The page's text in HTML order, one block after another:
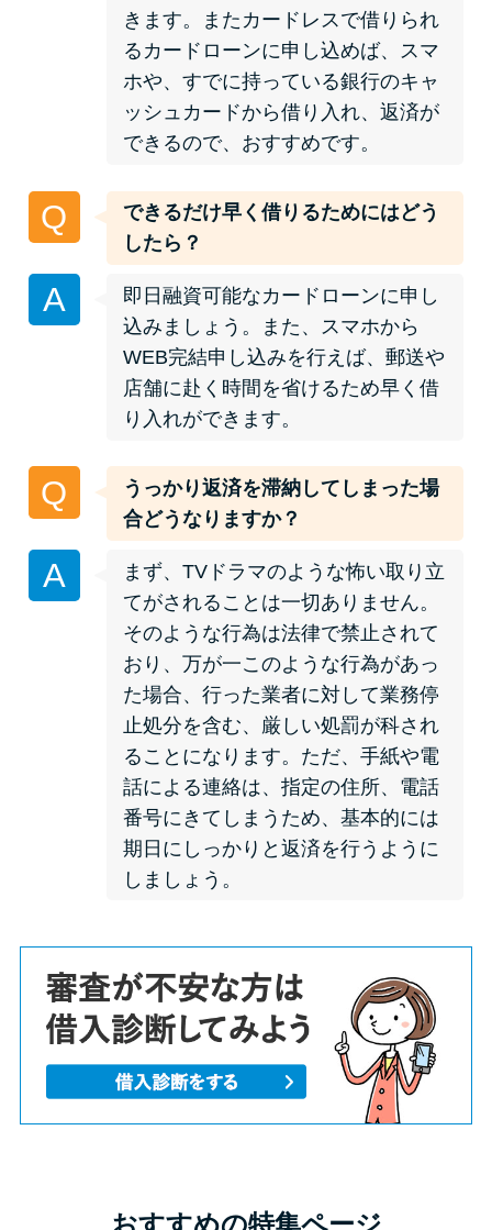
未成年でもお金を借りられる？
学生がお金を借りる方法があ
る？
学生がお金を借りる方法は？親
を解説
ソフト闇金とは？悪質な手口に
は要注意！
090金融（闇金）からお金を借り
てはいけない理由と借りた場合
の対処法
申し込みブラックとは?判断の目
安や審査に通らない理由
ブラックでもお金を借りるに
は？3つの判断基準と工面法
アコムはブラックでも審査に通
る？ 自分がブラックか確かめる
方法
アコムとレイクどっちがいい
の？ カードローンの選び方を徹
底解説！
プロミスの返済方法を徹底解
説！ もっとも便利でお得な返済
方法はどれ？
年収が低い＆他社借入があると
落ちる？バンクイックの口コミ
を分析
合わせ先とシーン別の問い合わ
きます。またカードレスで借りられ
るカードローンに申し込めば、スマ
ホや、すでに持っている銀行のキャ
ッシュカードから借り入れ、返済が
できるので、おすすめです。
Q
できるだけ早く借りるためにはどう
したら？
A
即日融資可能なカードローンに申し
込みましょう。また、スマホから
WEB完結申し込みを行えば、郵送や
店舗に赴く時間を省けるため早く借
り入れができます。
Q
うっかり返済を滞納してしまった場
合どうなりますか？
A
まず、TVドラマのような怖い取り立
てがされることは一切ありません。
そのような行為は法律で禁止されて
おり、万が一このような行為があっ
た場合、行った業者に対して業務停
止処分を含む、厳しい処罰が科され
ることになります。ただ、手紙や電
話による連絡は、指定の住所、電話
番号にきてしまうため、基本的には
期日にしっかりと返済を行うように
しましょう。